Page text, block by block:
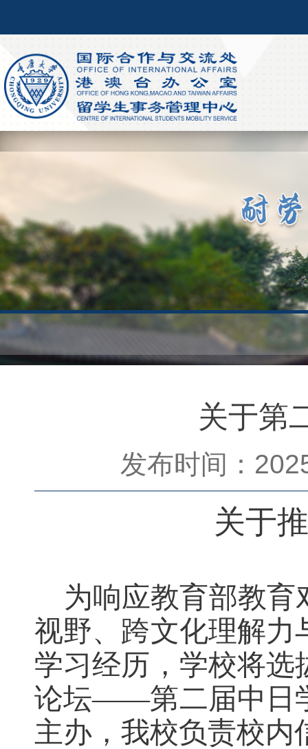
关于第
发布时间：
关于
为响应教育部教
视野、跨文化理解力
学习经历，学校将选
论坛——第二届中日
主办，我校负责校内